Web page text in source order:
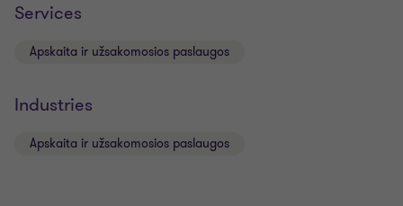
Services
Apskaita ir užsakomosios paslaugos
Industries
Apskaita ir užsakomosios paslaugos